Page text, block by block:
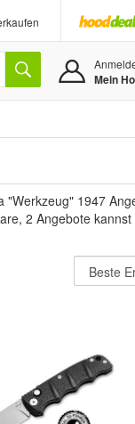
Mein
1947
2 Angebote